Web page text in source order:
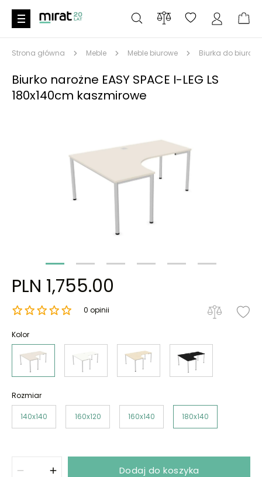
Strona główna Meble Meble biurowe Biurka do biura
Biurko narożne EASY SPACE I-LEG LS
180x140cm kaszmirowe
PLN 1,755.00
0 opinii
Kolor
Rozmiar
140x140 160x120 160x140 180x140
Dodaj do koszyka